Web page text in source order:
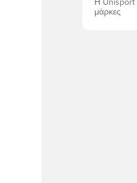
Η Unisport
μάρκες